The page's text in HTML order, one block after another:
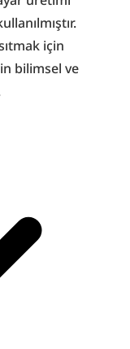
için
bilimsel ve